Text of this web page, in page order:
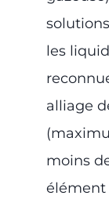
les
alliage
moins